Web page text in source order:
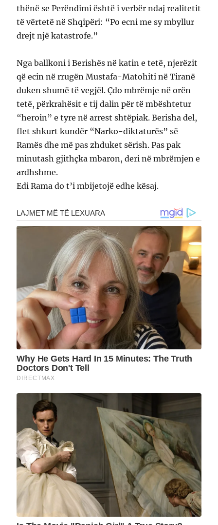
thënë se Perëndimi është i verbër ndaj realitetit
të vërtetë në Shqipëri: “Po ecni me sy mbyllur
drejt një katastrofe.”
Nga ballkoni i Berishës në katin e tetë, njerëzit
që ecin në rrugën Mustafa-Matohiti në Tiranë
duken shumë të vegjël. Çdo mbrëmje në orën
tetë, përkrahësit e tij dalin për të mbështetur
“heroin” e tyre në arrest shtëpiak. Berisha del,
flet shkurt kundër “Narko-diktaturës” së
Ramës dhe më pas zhduket sërish. Pas pak
minutash gjithçka mbaron, deri në mbrëmjen e
ardhshme.
Edi Rama do t’i mbijetojë edhe kësaj.